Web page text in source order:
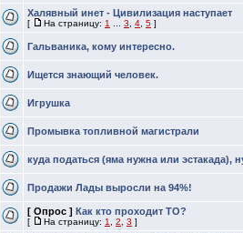
Халявный инет - Цивилизация наступает
[ На страницу: 1 3 4 5 ]
Гальваника, кому интересно.
Ищется знающий человек.
Игрушка
Промывка топливной магистрали
куда податься (яма нужна или эстакада),
Продажи Лады выросли на 94%!
[ Опрос ] Как кто проходит ТО?
[ На страницу: 1 2 3 ]